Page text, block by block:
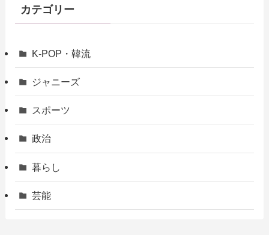
カテゴリー
K-POP・韓流
ジャニーズ
スポーツ
政治
暮らし
芸能